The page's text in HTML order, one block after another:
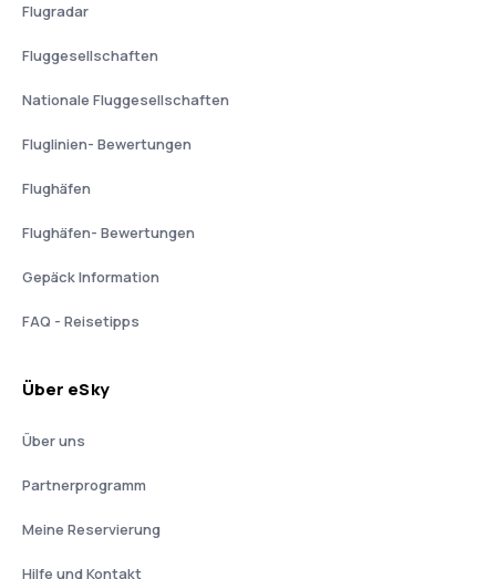
Flugradar
Fluggesellschaften
Nationale Fluggesellschaften
Fluglinien- Bewertungen
Flughäfen
Flughäfen- Bewertungen
Gepäck Information
FAQ - Reisetipps
Über eSky
Über uns
Partnerprogramm
Meine Reservierung
Hilfe und Kontakt